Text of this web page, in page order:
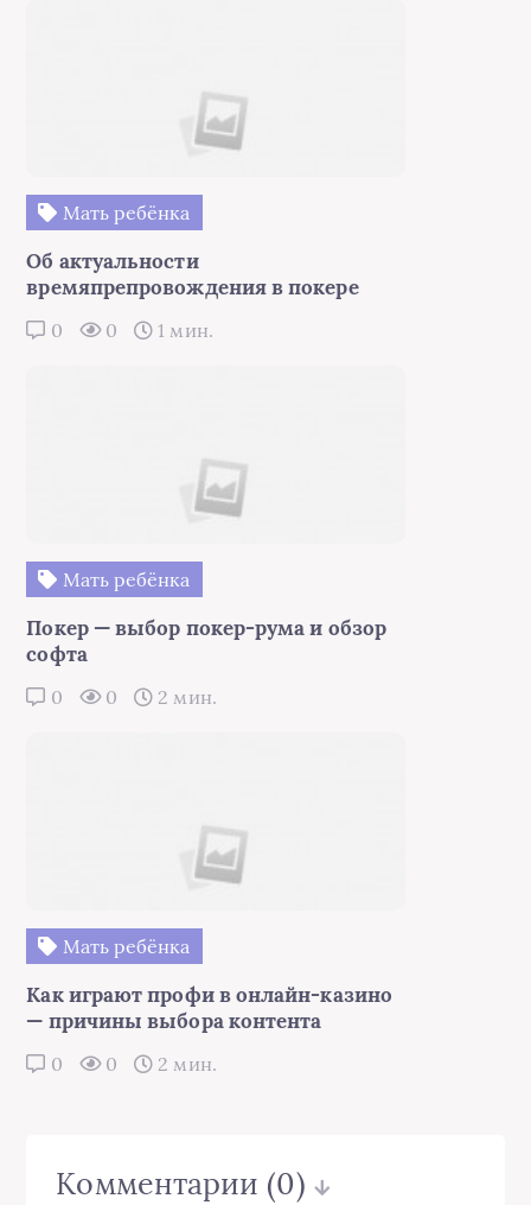
Мать ребёнка
Об актуальности
времяпрепровождения в покере
0 0 1 мин.
Мать ребёнка
Покер — выбор покер-рума и обзор
софта
0 0 2 мин.
Мать ребёнка
Как играют профи в онлайн-казино
— причины выбора контента
0 0 2 мин.
Комментарии (0)